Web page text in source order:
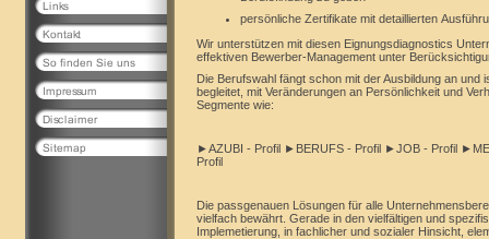
persönliche Zertifikate mit detaillierten
Wir unterstützen mit diesen Eignungsdiagnostics
effektiven Bewerber-Management unter
Die Berufswahl fängt schon mit der Ausbildung an
begleitet, mit Veränderungen an Persönlichkeit und
Segmente wie:
►AZUBI - Profil ►BERUFS - Profil ►JOB - Profil
Profil
Die passgenauen Lösungen für alle
vielfach bewährt. Gerade in den vielfältigen und
Implemetierung, in fachlicher und sozialer Hinsicht,